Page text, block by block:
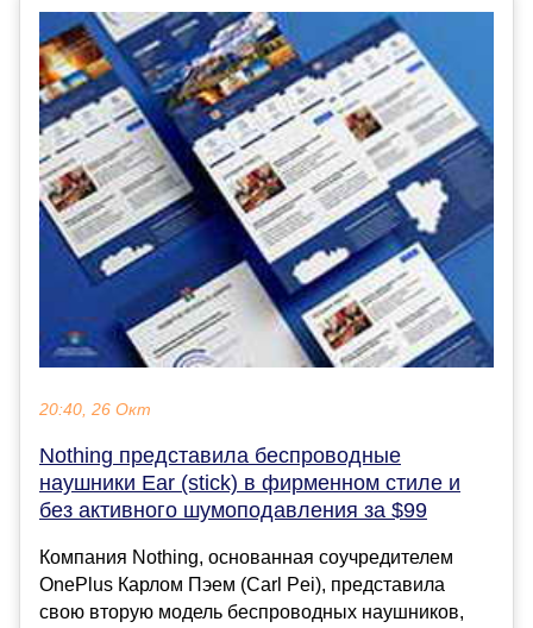
20:40, 26 Окт
Nothing представила беспроводные
наушники Ear (stick) в фирменном стиле и
без активного шумоподавления за $99
Компания Nothing, основанная соучредителем
OnePlus Карлом Пэем (Carl Pei), представила
свою вторую модель беспроводных наушников,